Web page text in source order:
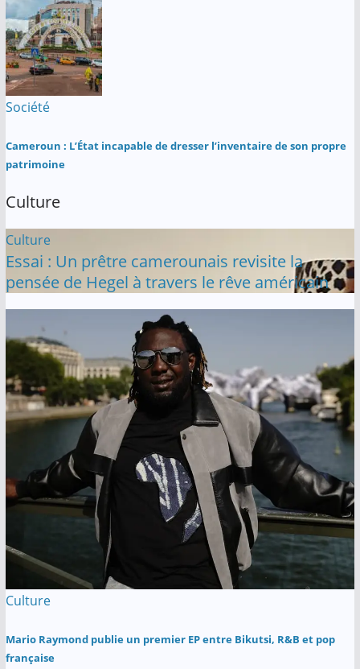
Société
Cameroun : L’État incapable de dresser l’inventaire de son propre
patrimoine
Culture
Culture
Essai : Un prêtre camerounais revisite la
pensée de Hegel à travers le rêve américain
Culture
Mario Raymond publie un premier EP entre Bikutsi, R&B et pop
française